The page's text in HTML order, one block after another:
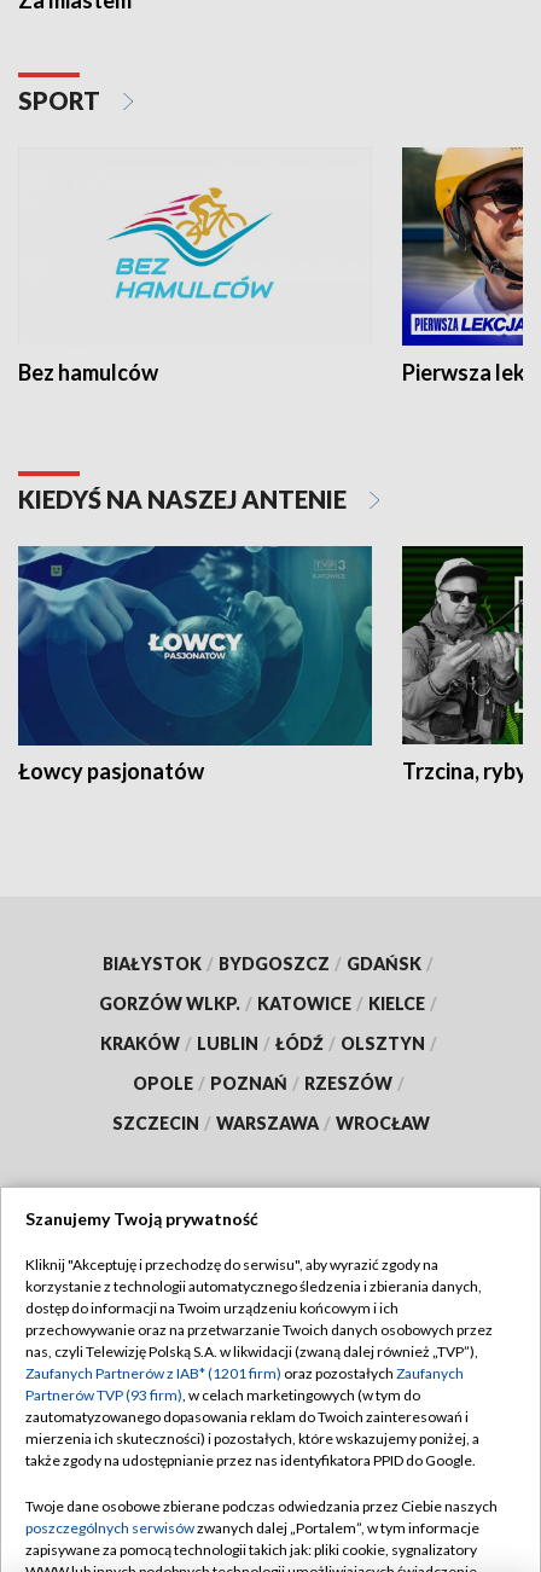
SPORT
Bez hamulców Pierwsza
KIEDYŚ NA NASZEJ ANTENIE
Łowcy pasjonatów Trzcina, ryby
BIAŁYSTOK / BYDGOSZCZ / GDAŃSK /
GORZÓW WLKP. / KATOWICE / KIELCE /
KRAKÓW / LUBLIN / ŁÓDŹ / OLSZTYN /
OPOLE / POZNAŃ / RZESZÓW /
SZCZECIN / WARSZAWA / WROCŁAW
TVP
Abonament TVP
Emisja w TVP
Centrum informacji TVP
Naziemna Telewizja Cyfrowa
Rada Programowa
System NOS
Regulamin TVP
Polityka prywatności
Moje zgody
Pomoc
Kontakt
Szanujemy Twoją prywatność
Kliknij "Akceptuję i przechodzę do serwisu", aby wyrazić zgody na
korzystanie z technologii automatycznego śledzenia i zbierania danych,
dostęp do informacji na Twoim urządzeniu końcowym i ich
przechowywanie oraz na przetwarzanie Twoich danych osobowych przez
nas, czyli Telewizję Polską S.A. w likwidacji (zwaną dalej również „TVP”),
Zaufanych Partnerów z IAB* (1201 firm) oraz pozostałych Zaufanych
Partnerów TVP (93 firm), w celach marketingowych (w tym do
zautomatyzowanego dopasowania reklam do Twoich zainteresowań i
mierzenia ich skuteczności) i pozostałych, które wskazujemy poniżej, a
także zgody na udostępnianie przez nas identyfikatora PPID do Google.
Twoje dane osobowe zbierane podczas odwiedzania przez Ciebie naszych
poszczególnych serwisówzwanych dalej „Portalem”, w tym informacje
zapisywane za pomocą technologii takich jak: pliki cookie, sygnalizatory